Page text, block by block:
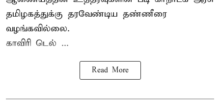
தமிழகத்துக்கு தரவேண்டிய தண்ணீரை
வழங்கவில்லை.
காவிரி டெல் ...
Read More